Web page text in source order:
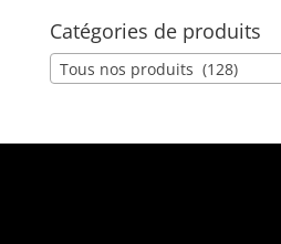
Catégories de produits
Tous nos produits (128)